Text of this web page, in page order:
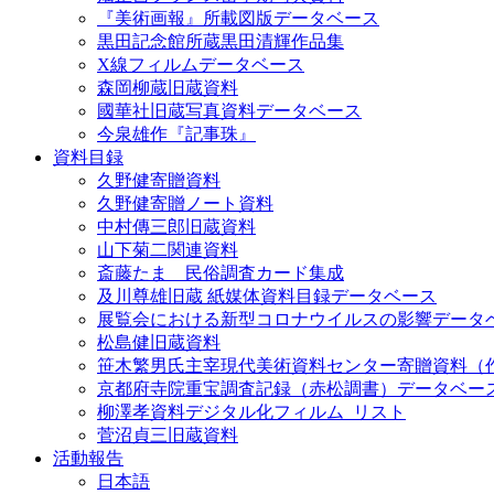
『美術画報』所載図版データベース
黒田記念館所蔵黒田清輝作品集
X線フィルムデータベース
森岡柳蔵旧蔵資料
國華社旧蔵写真資料データベース
今泉雄作『記事珠』
資料目録
久野健寄贈資料
久野健寄贈ノート資料
中村傳三郎旧蔵資料
山下菊二関連資料
斎藤たま 民俗調査カード集成
及川尊雄旧蔵 紙媒体資料目録データベース
展覧会における新型コロナウイルスの影響データ
松島健旧蔵資料
笹木繁男氏主宰現代美術資料センター寄贈資料（
京都府寺院重宝調査記録（赤松調書）データベー
柳澤孝資料デジタル化フィルム_リスト
菅沼貞三旧蔵資料
活動報告
日本語